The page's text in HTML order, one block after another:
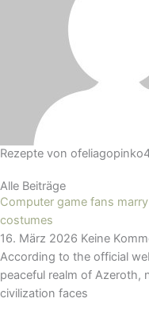
Rezepte von
Alle Beiträge
Computer game fans
costumes
16. März 2026 Keine
According to the official
peaceful realm of Azeroth,
civilization faces